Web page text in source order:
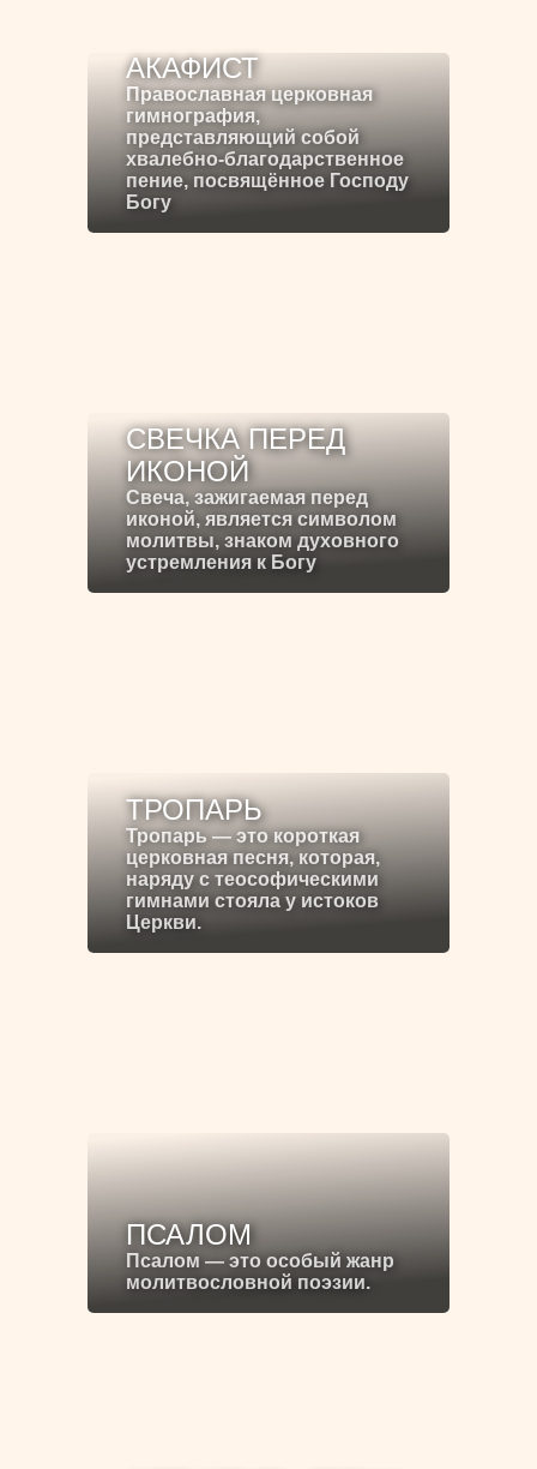
АКАФИСТ
Православная церковная
гимнография,
представляющий собой
хвалебно-благодарственное
пение, посвящённое Господу
Богу
СВЕЧКА ПЕРЕД
ИКОНОЙ
Свеча, зажигаемая перед
иконой, является символом
молитвы, знаком духовного
устремления к Богу
ТРОПАРЬ
Тропарь — это короткая
церковная песня, которая,
наряду с теософическими
гимнами стояла у истоков
Церкви.
ПСАЛОМ
Псалом — это особый жанр
молитвословной поэзии.